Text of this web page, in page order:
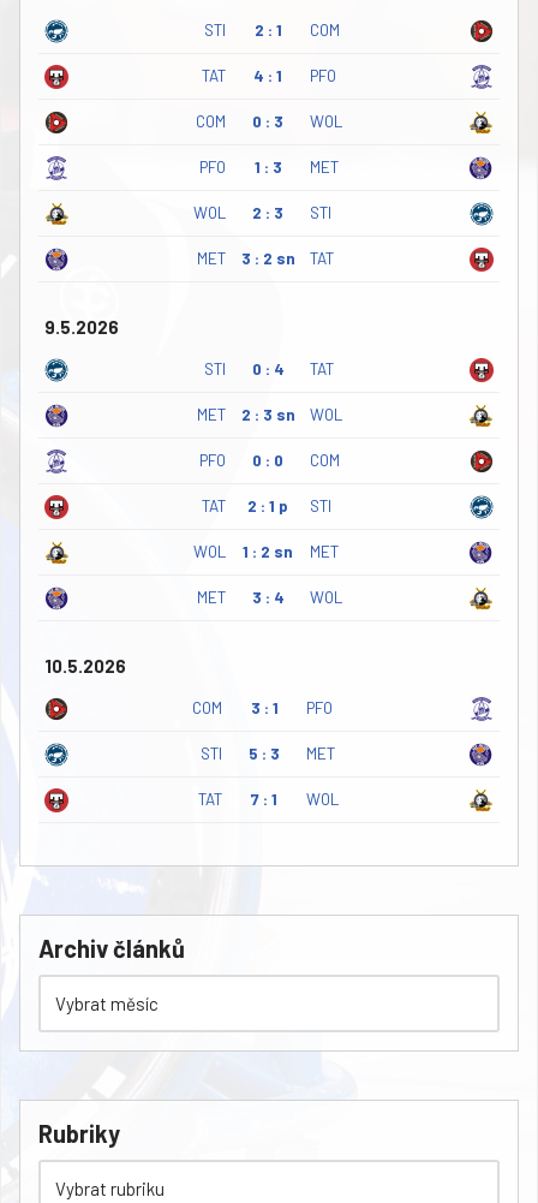
STI 2 : 1 COM
TAT 4 : 1 PFO
COM 0 : 3 WOL
PFO 1 : 3 MET
WOL 2 : 3 STI
MET 3 : 2 sn TAT
9.5.2026
STI 0 : 4 TAT
MET 2 : 3 sn WOL
PFO 0 : 0 COM
TAT 2 : 1 p STI
WOL 1 : 2 sn MET
MET 3 : 4 WOL
10.5.2026
COM 3 : 1 PFO
STI 5 : 3 MET
TAT 7 : 1 WOL
Archiv článků
Rubriky